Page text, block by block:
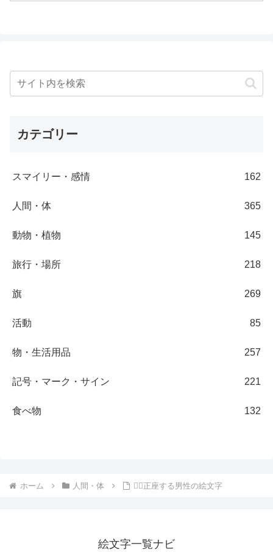
カテゴリー
スマイリー・感情 162
人間・体 365
動物・植物 145
旅行・場所 218
旗 269
活動 85
物・生活用品 257
記号・マーク・サイン 221
食べ物 132
ホーム 人間・体 🧎‍♂️正座する男性の絵文字
絵文字一覧ナビ